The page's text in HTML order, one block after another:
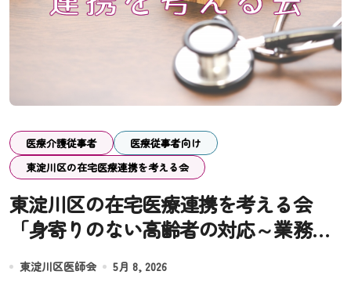
医療介護従事者
医療従事者向け
東淀川区の在宅医療連携を考える会
東淀川区の在宅医療連携を考える会
「身寄りのない高齢者の対応～業務じ
ゃないことを頼まれて困っています
東淀川区医師会 5月 8, 2026